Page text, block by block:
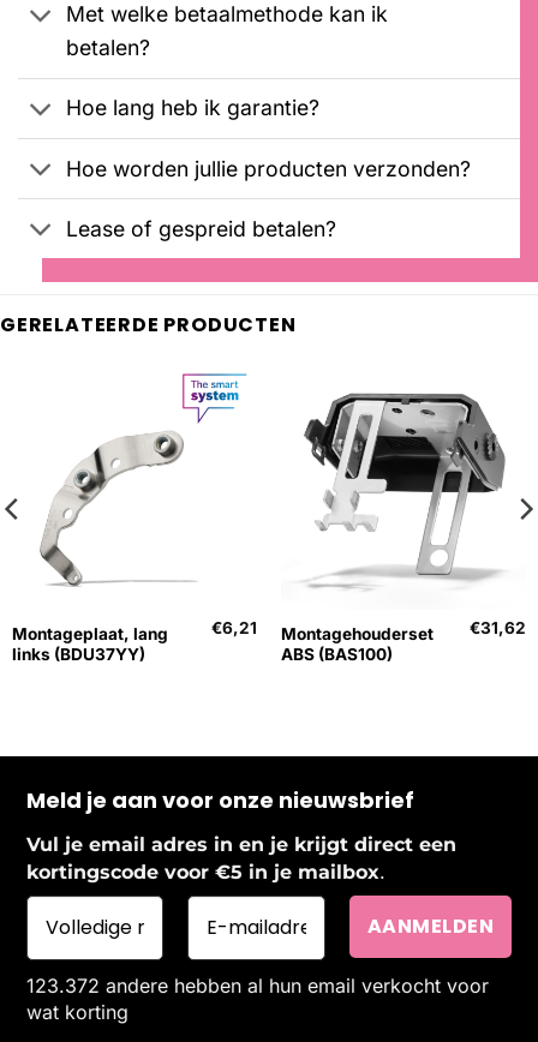
Met welke betaalmethode kan ik
betalen?
Hoe lang heb ik garantie?
Hoe worden jullie producten verzonden?
Lease of gespreid betalen?
GERELATEERDE PRODUCTEN
Montageplaat, lang
links (BDU37YY)
€6,21
Montagehouderset
ABS (BAS100)
€31,62
Meld je aan voor onze nieuwsbrief
Vul je email adres in en je krijgt direct een
kortingscode voor €5 in je mailbox.
123.372 andere hebben al hun email verkocht voor
wat korting